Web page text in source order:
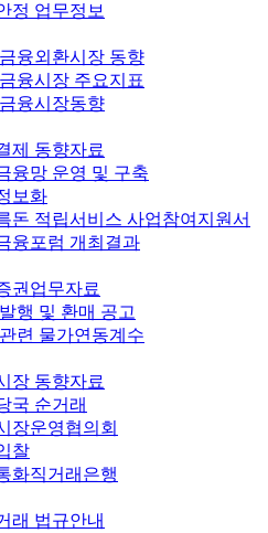
정 업무정보
융외환시장 동향
융시장 주요지표
융시장동향
제 동향자료
융망 운영 및 구축
보화
돈 적립서비스 사업참여지원서
융포럼 개최결과
권업무자료
행 및 환매 공고
련 물가연동계수
장 동향자료
국 순거래
장운영협의회
찰
화직거래은행
래 법규안내